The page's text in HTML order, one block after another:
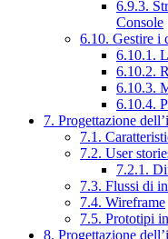
6.9.3.
Console
6.10. Gestire i
6.10.1.
6.10.2.
6.10.3.
6.10.4.
7. Progettazione
7.1.
7.2. User
7.2.1.
7.3. Flussi di
7.4. Wireframe
7.5. Prototipi
8. Progettazione